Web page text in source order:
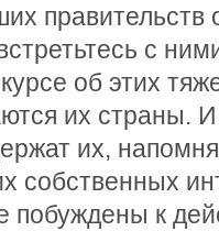
правительств
с
об этих
их страны.
их,
собственных
побуждены к